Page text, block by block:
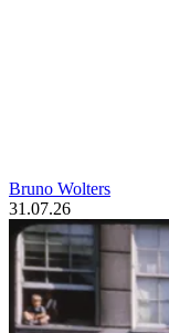
Bruno Wolters
31.07.26